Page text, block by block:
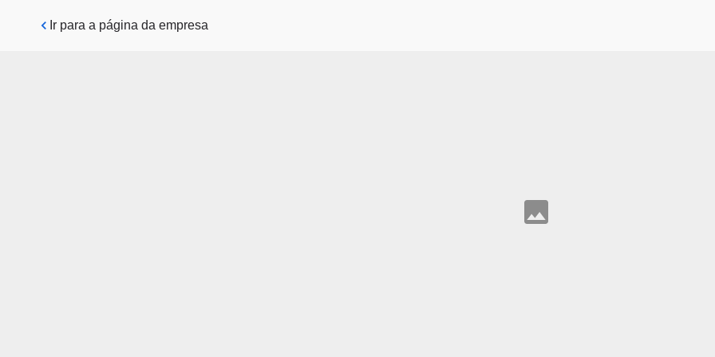
Pular para o conteúdo principal
Ir para a página da empresa